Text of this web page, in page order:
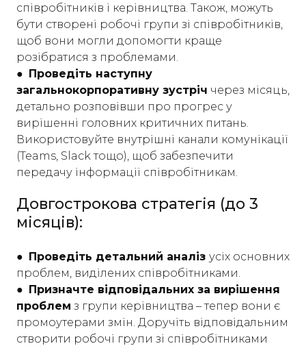
співробітників і керівництва. Також, можуть
бути створені робочі групи зі співробітників,
щоб вони могли допомогти краще
розібратися з проблемами.
● Проведіть наступну
загальнокорпоративну зустріч через місяць,
детально розповівши про прогрес у
вирішенні головних критичних питань.
Використовуйте внутрішні канали комунікації
(Teams, Slack тощо), щоб забезпечити
передачу інформації співробітникам.
Довгострокова стратегія (до 3
місяців):
● Проведіть детальний аналіз усіх основних
проблем, виділених співробітниками.
● Призначте відповідальних за вирішення
проблем з групи керівництва – тепер вони є
промоутерами змін. Доручіть відповідальним
створити робочі групи зі співробітниками